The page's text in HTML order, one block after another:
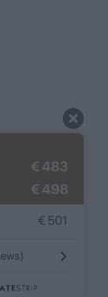
€ 483
€ 498
€ 501
)